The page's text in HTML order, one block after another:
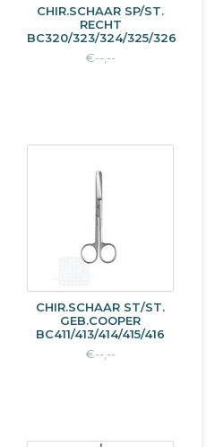
CHIR.SCHAAR SP/ST.
RECHT
BC320/323/324/325/326
€--,--
CHIR.SCHAAR ST/ST.
GEB.COOPER
BC411/413/414/415/416
€--,--